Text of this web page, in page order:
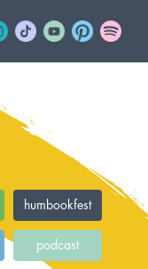
humbookfest
podcast